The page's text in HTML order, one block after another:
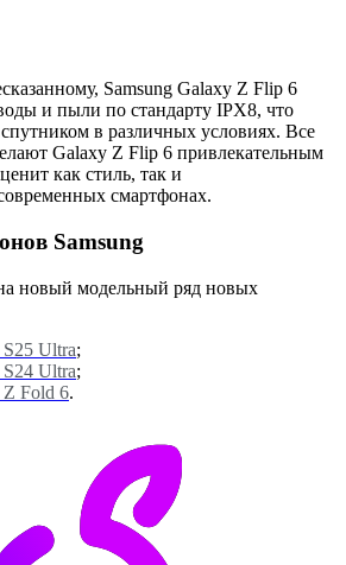
Samsung Galaxy Z Flip 6
и пыли по стандарту IPX8, что
в различных условиях. Все
Galaxy Z Flip 6 привлекательным
как стиль, так и
смартфонах.
Samsung
новый модельный ряд новых
S25 Ultra;
S24 Ultra;
Z Fold 6.